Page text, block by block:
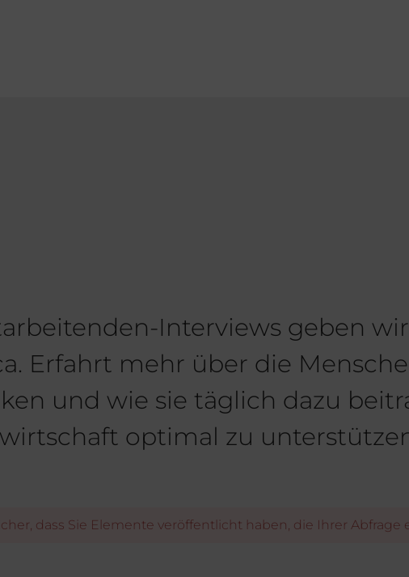
Interviews geben
Erfahrt mehr über die
und wie sie täglich dazu
optimal zu
dass Sie Elemente veröffentlicht haben, die Ihrer Abfrage